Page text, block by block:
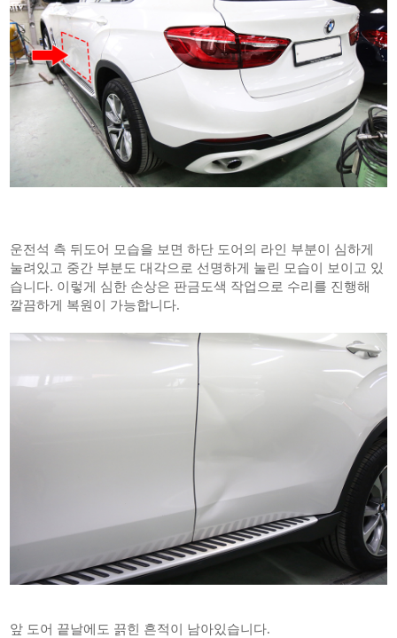
운전석 측 뒤도어 모습을 보면 하단 도어의 라인 부분이 심하게
눌려있고 중간 부분도 대각으로 선명하게 눌린 모습이 보이고 있
습니다. 이렇게 심한 손상은 판금도색 작업으로 수리를 진행해
깔끔하게 복원이 가능합니다.
앞 도어 끝날에도 끍힌 흔적이 남아있습니다.